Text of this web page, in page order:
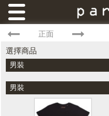
正面
選擇商品
男裝
男裝